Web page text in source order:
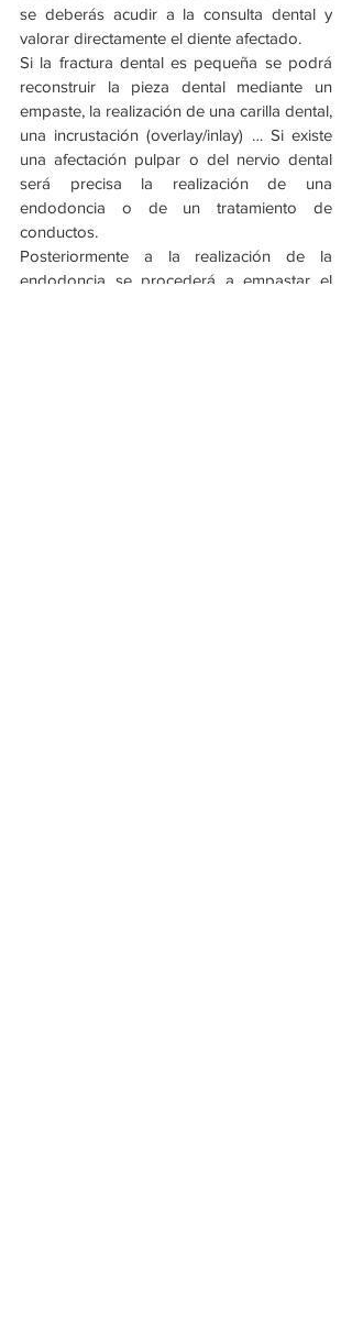
se deberás acudir a la consulta dental y
valorar directamente el diente afectado.
Si la fractura dental es pequeña se podrá
reconstruir la pieza dental mediante un
empaste, la realización de una carilla dental,
una incrustación (overlay/inlay) … Si existe
una afectación pulpar o del nervio dental
será precisa la realización de una
endodoncia o de un tratamiento de
conductos.
Posteriormente a la realización de la
endodoncia se procederá a empastar el